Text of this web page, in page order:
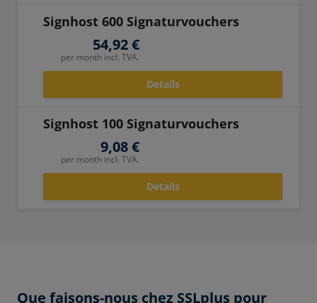
Signhost 600 Signaturvouchers
54,92 €
per month incl. TVA.
Details
Signhost 100 Signaturvouchers
9,08 €
per month incl. TVA.
Details
Que faisons-nous chez SSLplus pour